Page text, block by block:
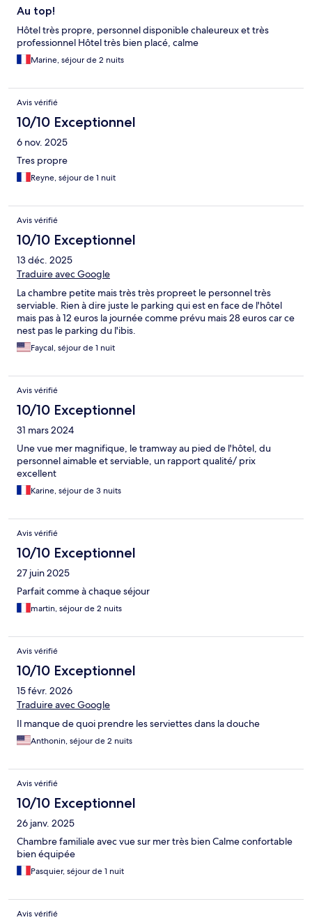
Au top!
Hôtel très propre, personnel disponible chaleureux et très
professionnel Hôtel très bien placé, calme
Marine, séjour de 2 nuits
Avis vérifié
10/10 Exceptionnel
6 nov. 2025
Tres propre
Reyne, séjour de 1 nuit
Avis vérifié
10/10 Exceptionnel
13 déc. 2025
Traduire avec Google
La chambre petite mais très très propreet le personnel très
serviable. Rien à dire juste le parking qui est en face de l'hôtel
mais pas à 12 euros la journée comme prévu mais 28 euros car ce
nest pas le parking du l'ibis.
Faycal, séjour de 1 nuit
Avis vérifié
10/10 Exceptionnel
31 mars 2024
Une vue mer magnifique, le tramway au pied de l'hôtel, du
personnel aimable et serviable, un rapport qualité/ prix
excellent
Karine, séjour de 3 nuits
Avis vérifié
10/10 Exceptionnel
27 juin 2025
Parfait comme à chaque séjour
martin, séjour de 2 nuits
Avis vérifié
10/10 Exceptionnel
15 févr. 2026
Traduire avec Google
Il manque de quoi prendre les serviettes dans la douche
Anthonin, séjour de 2 nuits
Avis vérifié
10/10 Exceptionnel
26 janv. 2025
Chambre familiale avec vue sur mer très bien Calme confortable
bien équipée
Pasquier, séjour de 1 nuit
Avis vérifié